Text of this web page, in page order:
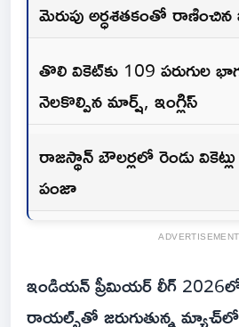
మెరుపు అర్ధశతకంతో
తొలి వికెట్‌కు 109 పరుగుల
నెలకొల్పిన మార్ష్, ఇంగ్లిస్
రాజస్థాన్ బౌలర్లలో రెండు
పంజా
ADVERTISEMENT
ఇండియన్ ప్రీమియర్ లీగ్
రాయల్స్‌తో జరుగుతున్న